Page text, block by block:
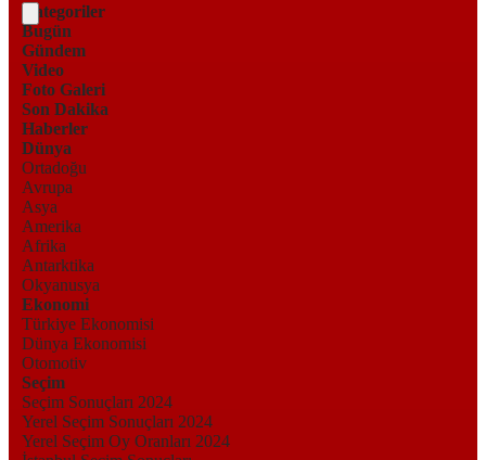
Kategoriler
Bugün
Gündem
Video
Foto Galeri
Son Dakika
Haberler
Dünya
Ortadoğu
Avrupa
Asya
Amerika
Afrika
Antarktika
Okyanusya
Ekonomi
Türkiye Ekonomisi
Dünya Ekonomisi
Otomotiv
Seçim
Seçim Sonuçları 2024
Yerel Seçim Sonuçları 2024
Yerel Seçim Oy Oranları 2024